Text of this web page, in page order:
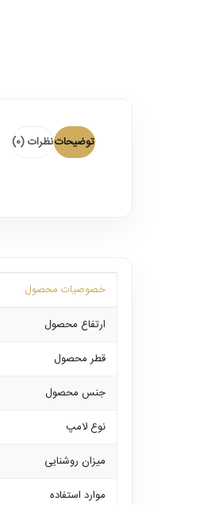
توضیحاتنظرات (0)
خصوصیات محصول
ارتفاع محصول
قطر محصول
جنس محصول
نوع لامپ
میزان روشنایی
موارد استفاده